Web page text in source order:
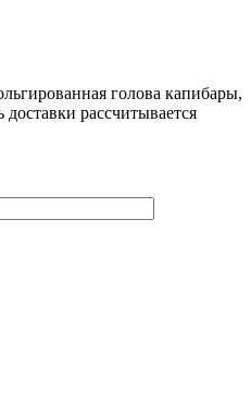
голова капибары,
рассчитывается